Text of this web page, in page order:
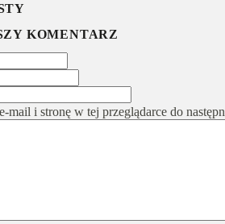
KOMENTARZ
mail i stronę w tej przeglądarce do